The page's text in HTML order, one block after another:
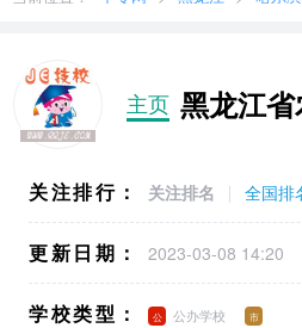
主页 黑龙江
关注排行： 关注排名 全国排
更新日期： 2023-03-08 14:20
学校类型： 公办学校